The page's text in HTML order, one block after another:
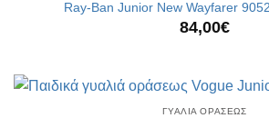
Ray-Ban Junior New Wayfarer
84,00€
ΓΥΑΛΙΑ ΟΡΑΣΕΩΣ